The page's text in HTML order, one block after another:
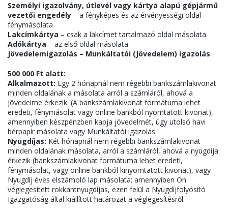
Személyi igazolvány, útlevél vagy kártya alapú gépjármű
vezetői engedély – a fényképes és az érvényességi oldal
fénymásolata
Lakcímkártya – csak a lakcímet tartalmazó oldal másolata
Adókártya – az első oldal másolata
Jövedelemigazolás – Munkáltatói (Jövedelem) igazolás
500 000 Ft alatt:
Alkalmazott: Egy 2 hónapnál nem régebbi bankszámlakivonat
minden oldalának a másolata arról a számláról, ahová a
jövedelme érkezik. (A bankszámlakivonat formátuma lehet
eredeti, fénymásolat vagy online bankból nyomtatott kivonat),
amennyiben készpénzben kapja jövedelmét, úgy utolsó havi
bérpapír másolata vagy Munkáltatói igazolás.
Nyugdíjas: Két hónapnál nem régebbi bankszámlakivonat
minden oldalának másolata, arról a számláról, ahová a nyugdíja
érkezik (bankszámlakivonat formátuma lehet eredeti,
fénymásolat, vagy online bankból kinyomtatott kivonat), vagy
Nyugdíj éves elszámoló lap másolata; amennyiben Ön
véglegesített rokkantnyugdíjas, ezen felül a Nyugdíjfolyósító
Igazgatóság által kiállított határozat a véglegesítésről.